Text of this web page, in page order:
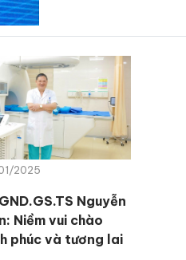
2025
Nguyễn
Niềm vui chào
phúc và tương lai